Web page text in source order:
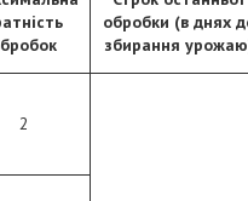
обробки (в днях
збирання
2